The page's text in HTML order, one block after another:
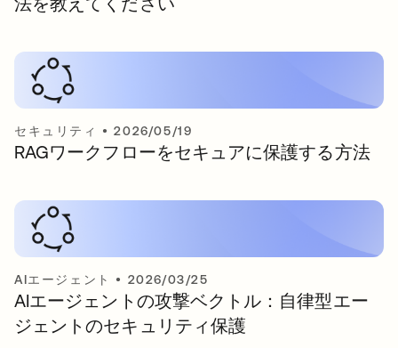
セキュリティ •2026/05/19
RAGワークフローをセキュアに保護する方法
AIエージェント • 2026/03/25
AIエージェントの攻撃ベクトル：自律型エー
ジェントのセキュリティ保護